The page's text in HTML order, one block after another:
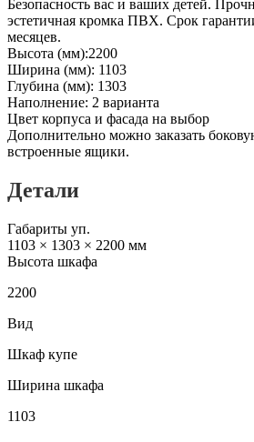
Безопасность вас и ваших детей.
эстетичная кромка ПВХ. Срок
месяцев.
Высота (мм):2200
Ширина (мм): 1103
Глубина (мм): 1303
Наполнение: 2 варианта
Цвет корпуса и фасада на выбор
Дополнительно можно заказать
встроенные ящики.
Детали
Габариты уп.
1103 × 1303 × 2200 мм
Высота шкафа
2200
Вид
Шкаф купе
Ширина шкафа
1103